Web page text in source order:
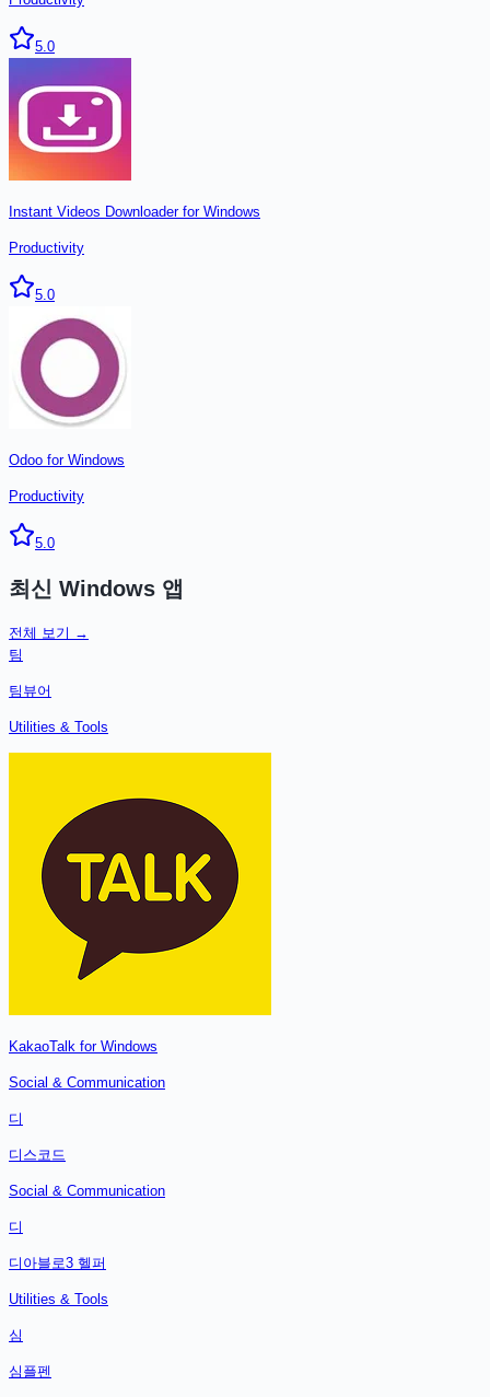
5.0
Instant Videos Downloader for Windows
Productivity
5.0
Odoo for Windows
Productivity
5.0
최신 Windows 앱
전체 보기 →
팀
팀뷰어
Utilities & Tools
KakaoTalk for Windows
Social & Communication
디
디스코드
Social & Communication
디
디아블로3 헬퍼
Utilities & Tools
심
심플펜